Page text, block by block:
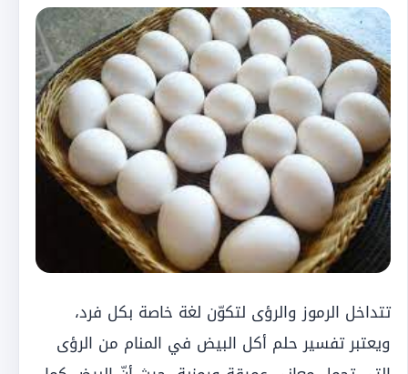
تتداخل الرموز والرؤى لتكوّن لغة خاصة بكل فرد،
ويعتبر تفسير حلم أكل البيض في المنام من الرؤى